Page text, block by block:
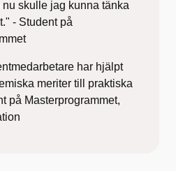
skulle jag kunna tänka
- Student på
har hjälpt
meriter till praktiska
på Masterprogrammet,